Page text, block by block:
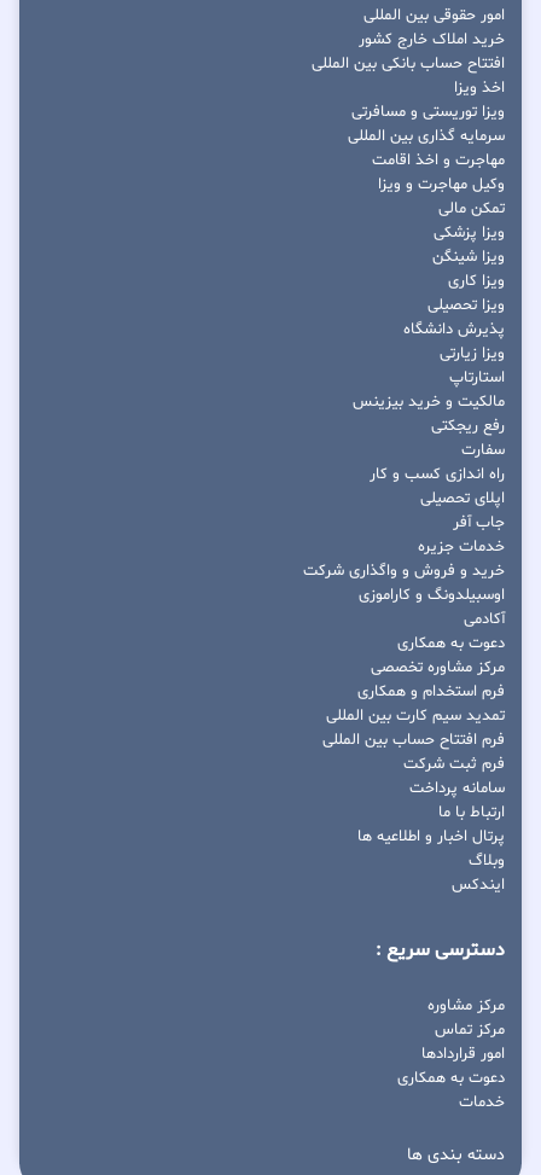
امور حقوقی بین المللی
خرید املاک خارج کشور
افتتاح حساب بانکی بین المللی
اخذ ویزا
ویزا توریستی و مسافرتی
سرمایه گذاری بین المللی
مهاجرت و اخذ اقامت
وکیل مهاجرت و ویزا
تمکن مالی
ویزا پزشکی
ویزا شینگن
ویزا کاری
ویزا تحصیلی
پذیرش دانشگاه
ویزا زیارتی
استارتاپ
مالکیت و خرید بیزینس
رفع ریجکتی
سفارت
راه اندازی کسب و کار
اپلای تحصیلی
جاب آفر
خدمات جزیره
خرید و فروش و واگذاری شرکت
اوسبیلدونگ و کاراموزی
آکادمی
دعوت به همکاری
مرکز مشاوره تخصصی
فرم استخدام و همکاری
تمدید سیم کارت بین المللی
فرم افتتاح حساب بین المللی
فرم ثبت شرکت
سامانه پرداخت
ارتباط با ما
پرتال اخبار و اطلاعیه ها
وبلاگ
ایندکس
دسترسی سریع :
مرکز مشاوره
مرکز تماس
امور قراردادها
دعوت به همکاری
خدمات
دسته بندی ها